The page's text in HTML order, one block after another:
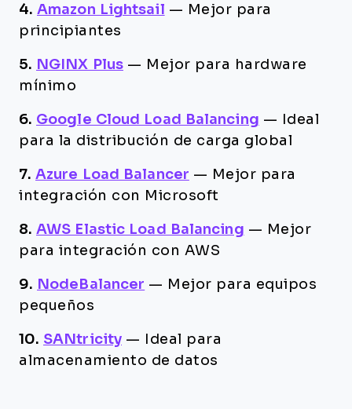
4. Amazon Lightsail — Mejor para
principiantes
5. NGINX Plus — Mejor para hardware
mínimo
6. Google Cloud Load Balancing —
Ideal
para la distribución de carga global
7. Azure Load Balancer — Mejor para
integración con Microsoft
8. AWS Elastic Load Balancing — Mejor
para integración con AWS
9. NodeBalancer — Mejor para equipos
pequeños
10. SANtricity —
Ideal para
almacenamiento de datos